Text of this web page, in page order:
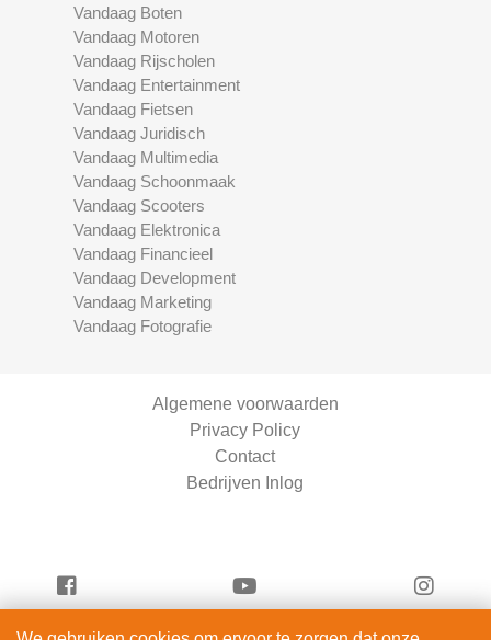
Vandaag Boten
Vandaag Motoren
Vandaag Rijscholen
Vandaag Entertainment
Vandaag Fietsen
Vandaag Juridisch
Vandaag Multimedia
Vandaag Schoonmaak
Vandaag Scooters
Vandaag Elektronica
Vandaag Financieel
Vandaag Development
Vandaag Marketing
Vandaag Fotografie
Algemene voorwaarden
Privacy Policy
Contact
Bedrijven Inlog